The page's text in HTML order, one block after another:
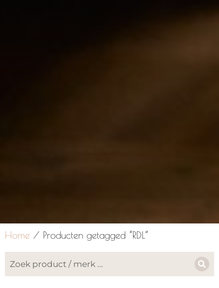
Home / Producten getagged “RDL”